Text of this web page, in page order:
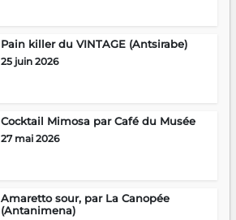
Pain killer du VINTAGE (Antsirabe)
25 juin 2026
Cocktail Mimosa par Café du Musée
27 mai 2026
Amaretto sour, par La Canopée
(Antanimena)